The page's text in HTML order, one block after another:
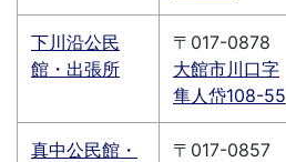
下川沿公民
館・出張所
〒017-0878
大館市川口字
隼人岱108-55
真中公民館・
〒017-0857